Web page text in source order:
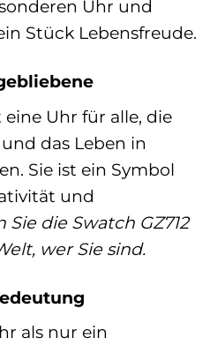
Uhr und
Stück Lebensfreude.
eine Uhr für alle, die
das Leben in
Sie ist ein Symbol
und
Sie die Swatch GZ712
wer Sie sind.
als nur ein